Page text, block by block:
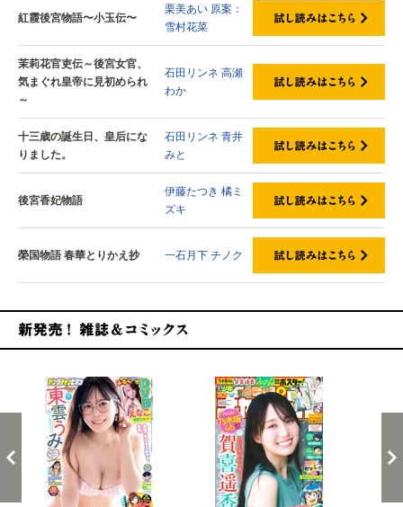
紅霞後宮物語〜小玉伝〜
栗美あい 原案：
雪村花菜
茉莉花官吏伝～後宮女官、
気まぐれ皇帝に見初められ
～
石田リンネ 高瀬
わか
十三歳の誕生日、皇后にな
りました。
石田リンネ 青井
みと
後宮香妃物語
伊藤たつき 橘ミ
ズキ
榮国物語 春華とりかえ抄 一石月下チノク